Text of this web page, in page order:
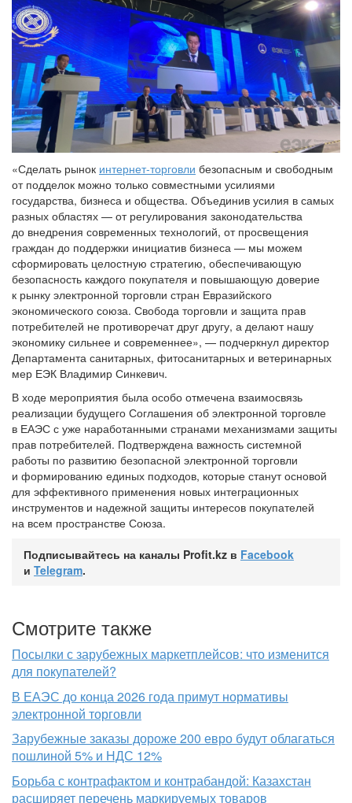
«Сделать рынок интернет-торговли безопасным и свободным
от подделок можно только совместными усилиями
государства, бизнеса и общества. Объединив усилия в самых
разных областях — от регулирования законодательства
до внедрения современных технологий, от просвещения
граждан до поддержки инициатив бизнеса — мы можем
сформировать целостную стратегию, обеспечивающую
безопасность каждого покупателя и повышающую доверие
к рынку электронной торговли стран Евразийского
экономического союза. Свобода торговли и защита прав
потребителей не противоречат друг другу, а делают нашу
экономику сильнее и современнее», — подчеркнул директор
Департамента санитарных, фитосанитарных и ветеринарных
мер ЕЭК Владимир Синкевич.
В ходе мероприятия была особо отмечена взаимосвязь
реализации будущего Соглашения об электронной торговле
в ЕАЭС с уже наработанными странами механизмами защиты
прав потребителей. Подтверждена важность системной
работы по развитию безопасной электронной торговли
и формированию единых подходов, которые станут основой
для эффективного применения новых интеграционных
инструментов и надежной защиты интересов покупателей
на всем пространстве Союза.
Подписывайтесь на каналы Profit.kz в Facebook
и Telegram.
Смотрите также
Посылки с зарубежных маркетплейсов: что изменится
для покупателей?
В ЕАЭС до конца 2026 года примут нормативы
электронной торговли
Зарубежные заказы дороже 200 евро будут облагаться
пошлиной 5% и НДС 12%
Борьба с контрафактом и контрабандой: Казахстан
расширяет перечень маркируемых товаров